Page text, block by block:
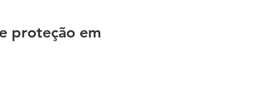
proteção em